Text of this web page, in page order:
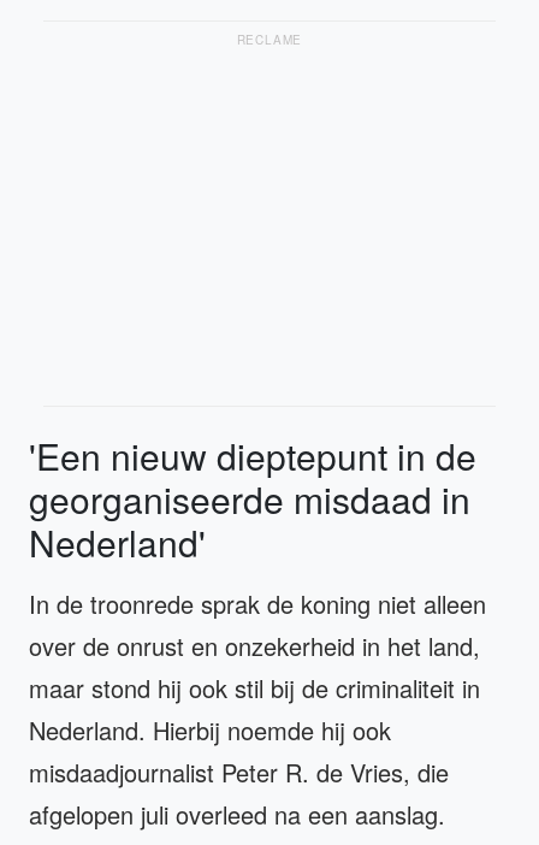
RECLAME
'Een nieuw dieptepunt in de
georganiseerde misdaad in
Nederland'
In de troonrede sprak de koning niet alleen
over de onrust en onzekerheid in het land,
maar stond hij ook stil bij de criminaliteit in
Nederland. Hierbij noemde hij ook
misdaadjournalist Peter R. de Vries, die
afgelopen juli overleed na een aanslag.